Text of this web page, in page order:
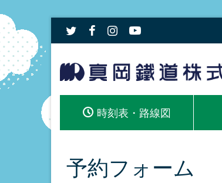
時刻表・路線図
予約フォーム